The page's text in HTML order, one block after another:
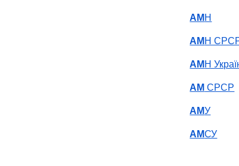
АМ Н
АМ Н
АМ Н
АМ СРСР
АМУ
АМСУ